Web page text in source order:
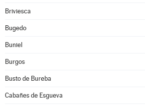
Briviesca
Bugedo
Buniel
Burgos
Busto de Bureba
Cabañes de Esgueva